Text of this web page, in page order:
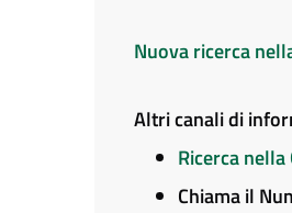
Nuova ricerca
Altri canali di
Ricerca
Chiama il